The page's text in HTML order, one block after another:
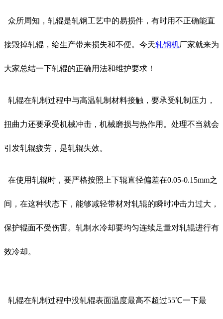
众所周知，轧辊是轧钢工艺中的易损件，有时用不正确能直
接毁掉轧辊，给生产带来损失和不便。今天轧钢机厂家就来为
大家总结一下轧辊的正确用法和维护要求！
轧辊在轧制过程中与高温轧制材料接触，要承受轧制压力，
扭曲力还要承受机械冲击，机械磨损与热作用。处理不当就会
引发轧辊疲劳，是轧辊失效。
在使用轧辊时，要严格按照上下辊直径偏差在0.05-0.15mm之
间，在这种状态下，能够减轻带材对轧辊的瞬时冲击力过大，
保护辊面不受伤害。轧制水冷却要均匀连续足量对轧辊进行有
效冷却。
轧辊在轧制过程中没轧辊表面温度最高不超过55℃一下最